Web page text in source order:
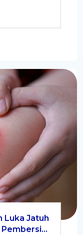
Luka Jatuh